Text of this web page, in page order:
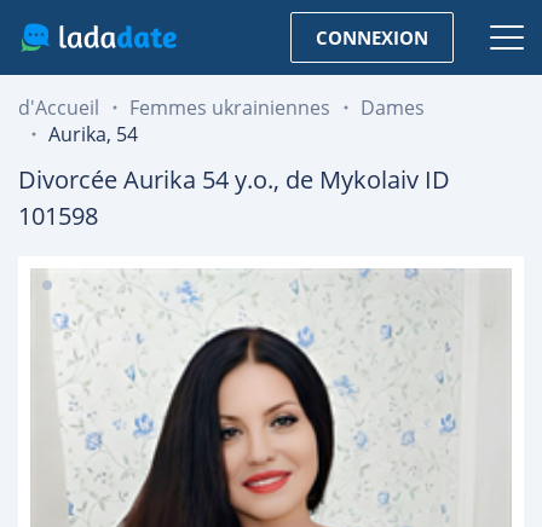
CONNEXION
d'Accueil Femmes ukrainiennes
Dames
Aurika, 54
DivorcéeAurika 54y.o., de Mykolaiv ID
101598